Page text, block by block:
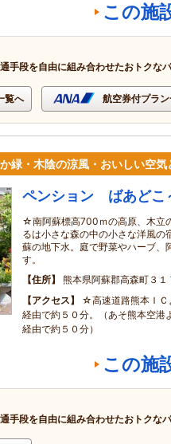
この施
手段を自由に組み合わせたおトクな
覧へ 航空券付プラ
緑・木陰の涼風・おいしい空気
ペンション ばあどこ
☆南阿蘇標高700ｍの高原、木立
るは小さな森の中の小さな洋風の
蘇の地下水。庭で野菜やハーブ、
す。
住所
熊本県阿蘇郡高森町３１
アクセス
☆高速道路熊本ＩＣ
経由で約５０分。（あそ熊本空港
経由で約５０分）
この施
手段を自由に組み合わせたおトクな